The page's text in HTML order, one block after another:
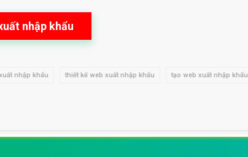
nhập khẩu
nhập khẩu thiết kế web xuất nhập khẩu tạo web xuất nhập khẩu